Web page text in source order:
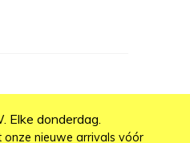
Elke donderdag.
nieuwe arrivals vóór